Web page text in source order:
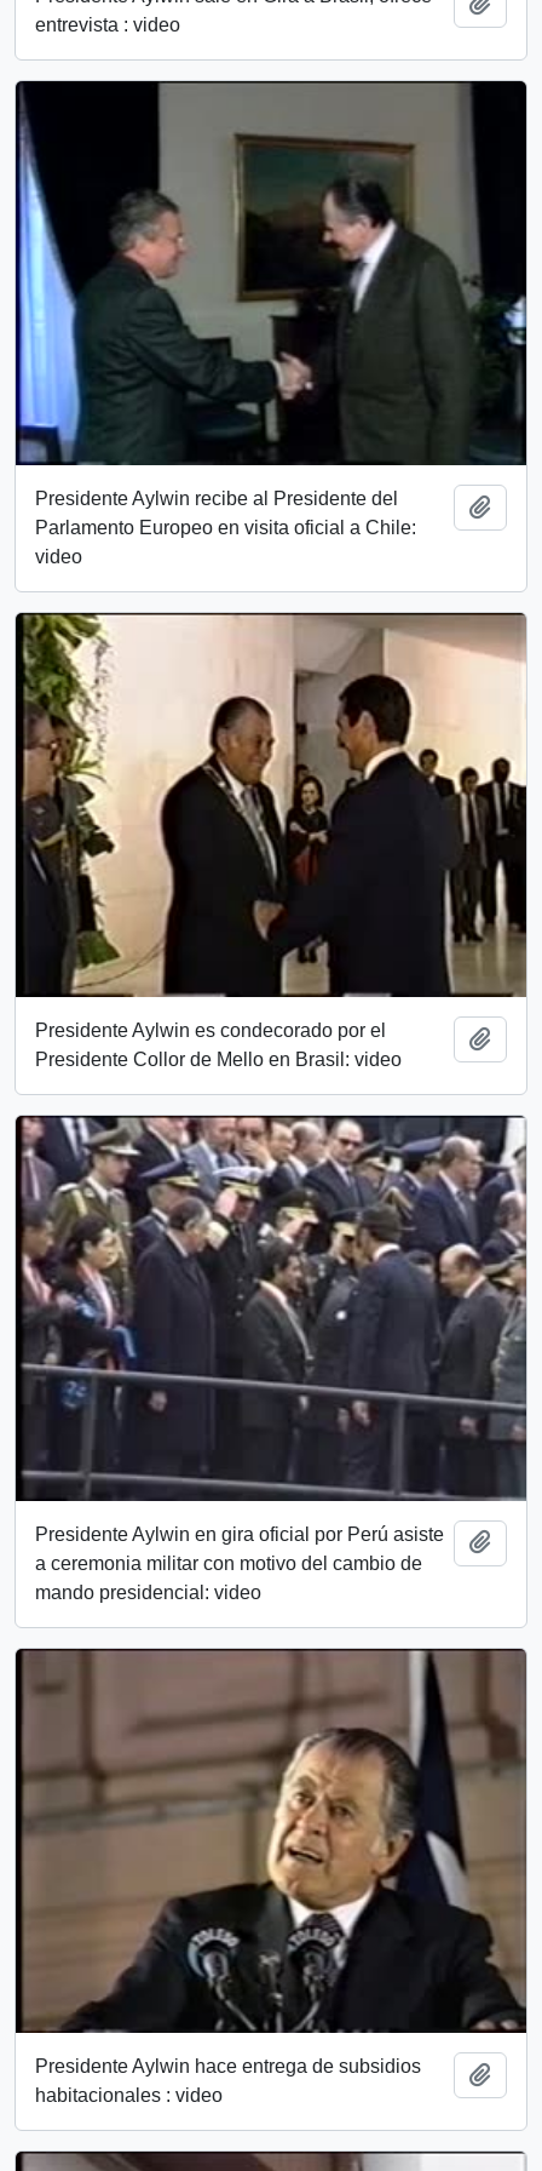
entrevista : video
Presidente Aylwin recibe al Presidente del
Parlamento Europeo en visita oficial a Chile:
video
Presidente Aylwin es condecorado por el
Presidente Collor de Mello en Brasil: video
Presidente Aylwin en gira oficial por Perú asiste
a ceremonia militar con motivo del cambio de
mando presidencial: video
Presidente Aylwin hace entrega de subsidios
habitacionales : video